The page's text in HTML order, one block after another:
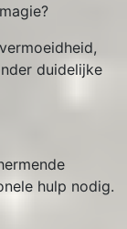
duidelijke
hulp nodig.